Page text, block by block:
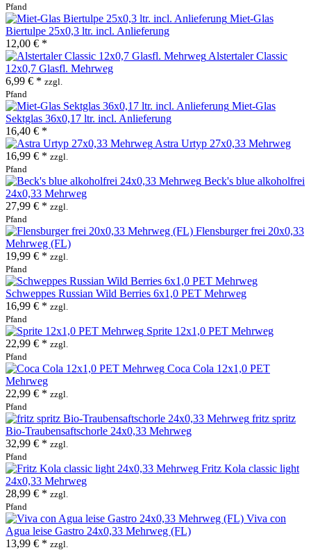
Pfand
Miet-Glas
Biertulpe 25x0,3 ltr. incl. Anlieferung
12,00 € *
Alstertaler Classic
12x0,7 Glasfl. Mehrweg
6,99 € * zzgl.
Pfand
Miet-Glas
Sektglas 36x0,17 ltr. incl. Anlieferung
16,40 € *
Astra Urtyp 27x0,33 Mehrweg
16,99 € * zzgl.
Pfand
Beck's blue alkoholfrei
24x0,33 Mehrweg
27,99 € * zzgl.
Pfand
Flensburger frei 20x0,33
Mehrweg (FL)
19,99 € * zzgl.
Pfand
Schweppes Russian Wild Berries 6x1,0 PET Mehrweg
16,99 € * zzgl.
Pfand
Sprite 12x1,0 PET Mehrweg
22,99 € * zzgl.
Pfand
Coca Cola 12x1,0 PET
Mehrweg
22,99 € * zzgl.
Pfand
fritz spritz
Bio-Traubensaftschorle 24x0,33 Mehrweg
32,99 € * zzgl.
Pfand
Fritz Kola classic light
24x0,33 Mehrweg
28,99 € * zzgl.
Pfand
Viva con
Agua leise Gastro 24x0,33 Mehrweg (FL)
13,99 € * zzgl.